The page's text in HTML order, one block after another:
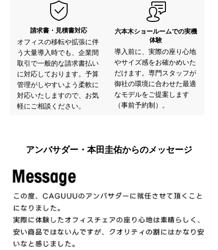
請求書・見積書対応
オフィスの移転や拡張に伴
う大量導入時でも、企業間
取引で一般的な請求書払い
に対応しております。予算
管理がしやすいよう柔軟に
対応いたしますので、お気
軽にご相談ください。
六本木ショールームでの実機
体験
導入前に、実際の座り心地
やサイズ感をお確かめいた
だけます。専門スタッフが
御社の環境に合わせた最適
なモデルをご提案します
（事前予約制）。
アンバサダー・本田圭佑からのメッセージ